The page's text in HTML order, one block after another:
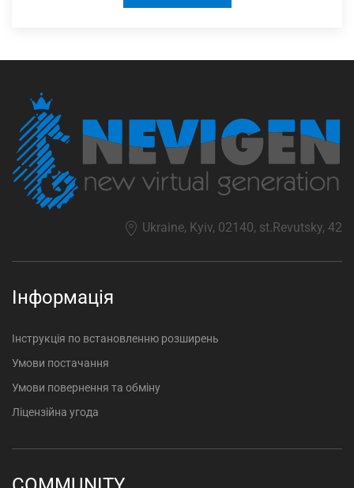
Ukraine, Kyiv, 02140, st.Revutsky, 42
Інформація
Інструкція по встановленню розширень
Умови постачання
Умови повернення та обміну
Ліцензійна угода